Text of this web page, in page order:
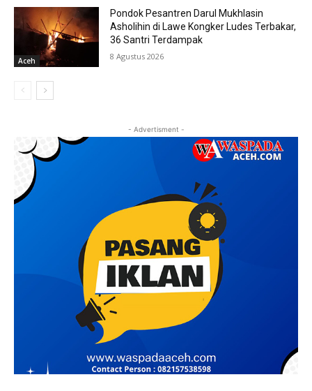
Aceh
Pondok Pesantren Darul Mukhlasin
Asholihin di Lawe Kongker Ludes Terbakar,
36 Santri Terdampak
8 Agustus 2026
- Advertisment -